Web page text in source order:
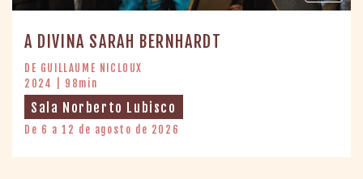
A DIVINA SARAH BERNHARDT
DE GUILLAUME NICLOUX
2024 | 98min
Sala Norberto Lubisco
De 6 a 12 de agosto de 2026